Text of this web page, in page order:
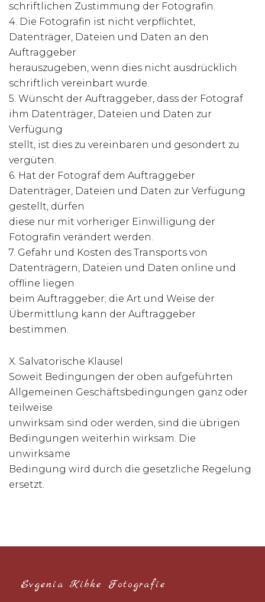
schriftlichen Zustimmung der Fotografin.
4. Die Fotografin ist nicht verpflichtet,
Datenträger, Dateien und Daten an den
Auftraggeber
herauszugeben, wenn dies nicht ausdrücklich
schriftlich vereinbart wurde.
5. Wünscht der Auftraggeber, dass der Fotograf
ihm Datenträger, Dateien und Daten zur
Verfügung
stellt, ist dies zu vereinbaren und gesondert zu
vergüten.
6. Hat der Fotograf dem Auftraggeber
Datenträger, Dateien und Daten zur Verfügung
gestellt, dürfen
diese nur mit vorheriger Einwilligung der
Fotografin verändert werden.
7. Gefahr und Kosten des Transports von
Datenträgern, Dateien und Daten online und
offline liegen
beim Auftraggeber; die Art und Weise der
Übermittlung kann der Auftraggeber
bestimmen.
X. Salvatorische Klausel
Soweit Bedingungen der oben aufgeführten
Allgemeinen Geschäftsbedingungen ganz oder
teilweise
unwirksam sind oder werden, sind die übrigen
Bedingungen weiterhin wirksam. Die
unwirksame
Bedingung wird durch die gesetzliche Regelung
ersetzt.
Evgenia Kibke Fotografie